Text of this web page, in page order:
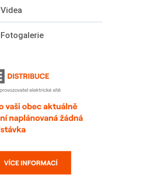
Videa
Fotogalerie